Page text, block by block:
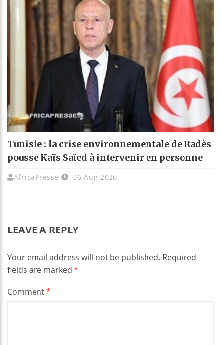
Tunisie : la crise environnementale de Radès
pousse Kaïs Saïed à intervenir en personne
AfricaPresse 06 Aug 2026
LEAVE A REPLY
Your email address will not be published. Required
fields are marked *
Comment*